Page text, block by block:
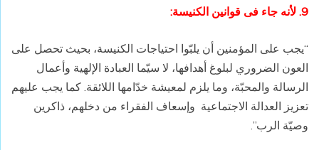
9. لأنه جاء فى قوانين الكنيسة:
“يجب على المؤمنين أن يلبّوا احتياجات الكنيسة، بحيث تحصل على
العون الضروري لبلوغ أهدافها، لا سيّما العبادة الإلهية وأعمال
الرسالة والمحبّة، وما يلزم لمعيشة خدّامها اللائقة. كما يجب عليهم
تعزيز العدالة الاجتماعية وإسعاف الفقراء من دخلهم، ذاكرين
وصيّة الرب”.